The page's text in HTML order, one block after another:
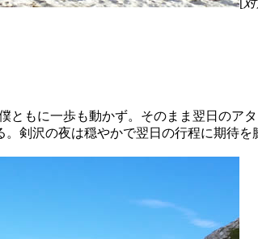
もに一歩も動かず。そのまま翌日のア
剣沢の夜は穏やかで翌日の行程に期待を